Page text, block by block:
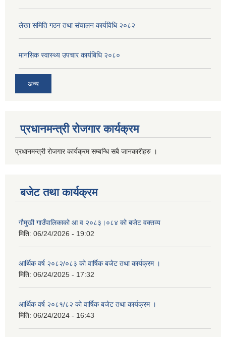
लेखा समिति गठन तथा संचालन कार्यविधि २०८२
मानसिक स्वास्थ्य उपचार कार्यबिधि २०८०
अन्य
प्रधानमन्त्री रोजगार कार्यक्रम
प्रधानमन्त्री रोजगार कार्यक्रम सम्बन्धि सबै जानकारीहरु ।
बजेट तथा कार्यक्रम
गौमुखी गाउँपालिकाको आ व २०८३।०८४ को बजेट वक्तव्य
मिति: 06/24/2026 - 19:02
आर्थिक वर्ष २०८२/०८३ को वार्षिक बजेट तथा कार्यक्रम ।
मिति: 06/24/2025 - 17:32
आर्थिक वर्ष २०८१/८२ को वार्षिक बजेट तथा कार्यक्रम ।
मिति: 06/24/2024 - 16:43